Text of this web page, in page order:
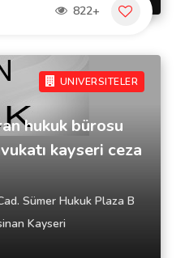
822+
UNIVERSITELER
hukuk bürosu
kayseri ceza
Sümer Hukuk Plaza B
Kayseri